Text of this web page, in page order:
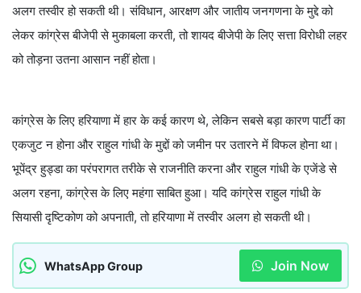
अलग तस्वीर हो सकती थी। संविधान, आरक्षण और जातीय जनगणना के मुद्दे को
लेकर कांग्रेस बीजेपी से मुकाबला करती, तो शायद बीजेपी के लिए सत्ता विरोधी लहर
को तोड़ना उतना आसान नहीं होता।
कांग्रेस के लिए हरियाणा में हार के कई कारण थे, लेकिन सबसे बड़ा कारण पार्टी का
एकजुट न होना और राहुल गांधी के मुद्दों को जमीन पर उतारने में विफल होना था।
भूपेंद्र हुड्डा का परंपरागत तरीके से राजनीति करना और राहुल गांधी के एजेंडे से
अलग रहना, कांग्रेस के लिए महंगा साबित हुआ। यदि कांग्रेस राहुल गांधी के
सियासी दृष्टिकोण को अपनाती, तो हरियाणा में तस्वीर अलग हो सकती थी।
WhatsApp Group Join Now